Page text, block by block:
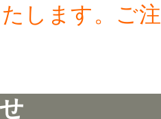
します。ご